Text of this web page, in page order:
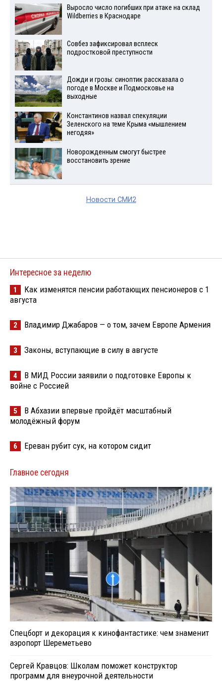
Выросло число погибших при атаке на склад
Wildberries в Краснодаре
Совбез зафиксировал всплеск
подростковой преступности
Дожди и грозы: синоптик рассказала о
погоде в Москве и Подмосковье на
выходные
Константинов назвал спекуляции
Зеленского на теме Крыма «мышлением
негодяя»
Новорожденным смогут быстрее
восстановить зрение
Новости СМИ2
Интересное за неделю
1
Как изменятся пенсии работающих пенсионеров с 1
августа
2 Владимир Джабаров — о том, зачем Европе Армения
3 Законы, вступающие в силу в августе
4
В МИД России заявили о подготовке Европы к
войне с Россией
5
В Абхазии впервые пройдёт масштабный
молодёжный форум
6 Ереван рубит сук, на котором сидит
Главное сегодня
Спецборт и декорация к кинофантастике: чем знаменит
аэропорт Шереметьево
Сергей Кравцов: Школам поможет конструктор
программ для внеурочной деятельности